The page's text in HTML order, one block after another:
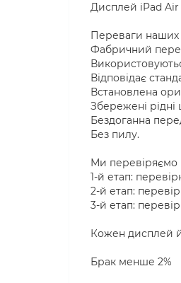
Дисплей iPad Air
Переваги наших
Фабричний
Відповідає
Встановлена
Збережені
Бездоганна
Без пилу.
Ми перевіряємо
1-й етап:
2-й етап:
3-й етап:
Кожен дисплей
Брак менше 2%